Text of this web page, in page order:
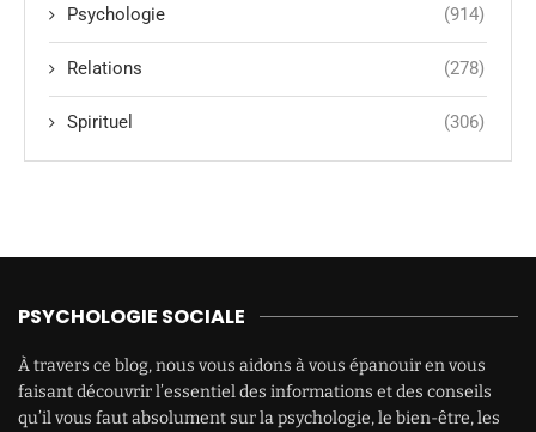
Psychologie (914)
Relations (278)
Spirituel (306)
PSYCHOLOGIE SOCIALE
À travers ce blog, nous vous aidons à vous épanouir en vous
faisant découvrir l’essentiel des informations et des conseils
qu’il vous faut absolument sur la psychologie, le bien-être, les